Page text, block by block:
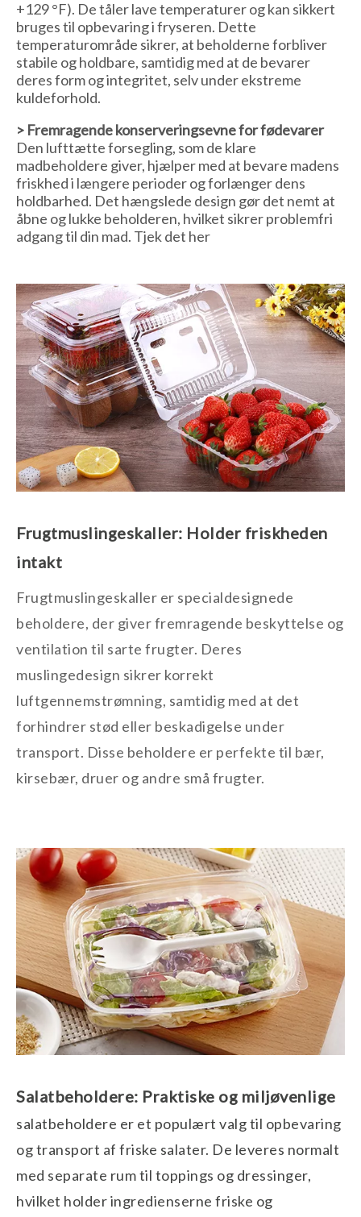
+129 °F). De tåler lave temperaturer og kan sikkert
bruges til opbevaring i fryseren. Dette
temperaturområde sikrer, at beholderne forbliver
stabile og holdbare, samtidig med at de bevarer
deres form og integritet, selv under ekstreme
kuldeforhold.
> Fremragende konserveringsevne for fødevarer
Den lufttætte forsegling, som de klare
madbeholdere giver, hjælper med at bevare madens
friskhed i længere perioder og forlænger dens
holdbarhed. Det hængslede design gør det nemt at
åbne og lukke beholderen, hvilket sikrer problemfri
adgang til din mad. Tjek det her
Frugtmuslingeskaller: Holder friskheden
intakt
Frugtmuslingeskaller er specialdesignede
beholdere, der giver fremragende beskyttelse og
ventilation til sarte frugter. Deres
muslingedesign sikrer korrekt
luftgennemstrømning, samtidig med at det
forhindrer stød eller beskadigelse under
transport. Disse beholdere er perfekte til bær,
kirsebær, druer og andre små frugter.
Salatbeholdere: Praktiske og miljøvenlige
salatbeholdere er et populært valg til opbevaring
og transport af friske salater. De leveres normalt
med separate rum til toppings og dressinger,
hvilket holder ingredienserne friske og